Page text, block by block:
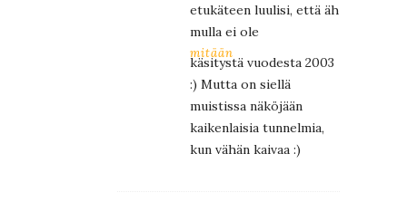
etukäteen luulisi, että äh
mulla ei ole
mitään
käsitystä vuodesta 2003
:) Mutta on siellä
muistissa näköjään
kaikenlaisia tunnelmia,
kun vähän kaivaa :)